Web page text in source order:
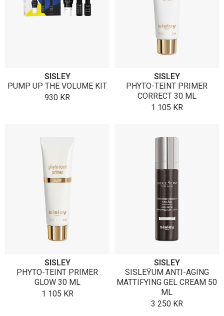
SISLEY
PUMP UP THE VOLUME KIT
930 KR
SISLEY
PHYTO-TEINT PRIMER
CORRECT 30 ML
1 105 KR
SISLEY
PHYTO-TEINT PRIMER
GLOW 30 ML
1 105 KR
SISLEY
SISLEŸUM ANTI-AGING
MATTIFYING GEL CREAM 50
ML
3 250 KR